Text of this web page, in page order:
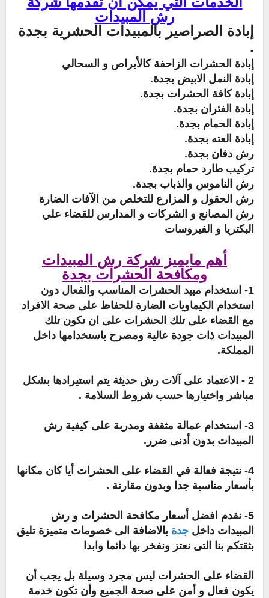
رش المبيدات
إبادة الصراصير بالمبيدات الحشرية بجدة
.
إبادة الحشرات الزاحفة كالأبراص و السحالي
إبادة النمل الابيض بجدة.
إبادة كافة الحشرات بجدة.
إبادة الفئران بجدة.
إبادة الحمام بجدة.
إبادة العته بجدة.
رش دفان بجدة.
تركيب طارد حمام بجدة.
رش الناموس والذباب بجدة.
رش الحقول و المزارع للتخلص من الآفات الضارة
رش المصانع و الشركات و المدارس للقضاء علي
البكتريا و الفيروسات
أهم مايميز شركة رش المبيدات
ومكافحة الحشرات بجدة
1- استخدام مبيد الحشرات المناسب والفعال دون
استخدام الكيماويات الضارة للحفاظ على صحة الافراد
مع القضاء على تلك الحشرات على ان تكون تلك
المبيدات ذات جودة عالية ومصرح باستخدامها داخل
المملكة.
2 - الاعتماد على آلات رش حديثة يتم استيرادها بشكل
مباشر واختيارها حسب شروط السلامة .
3- استخدام عمالة مثقفة ومدربة على كيفية رش
المبيدات بدون أدنى ضرر.
4- نتيجة فعالة في القضاء على الحشرات أيا كان مكانها
بأسعار مناسبة جدا وبدون مقارنة .
5- نقدم افضل أسعار مكافحة الحشرات و رش
المبيدات داخل جدة بالاضافة الى خصومات متميزة تليق
بثقتكم بنا التى نعتز ونفخر بها دائما وابدا
القضاء على الحشرات ليس مجرد وسيلة بل يجب أن
يكون فعال و أمن على صحة الجميع وأن تكون خدمة